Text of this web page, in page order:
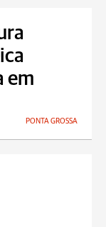
em
PONTA GROSSA